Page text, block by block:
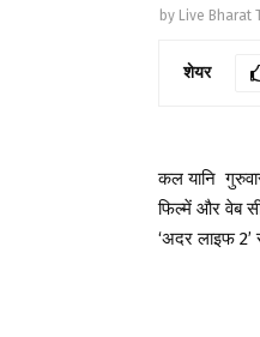
by Live Bharat
शेयर
कल यानि
फिल्में और वेब
‘अदर लाइफ 2’